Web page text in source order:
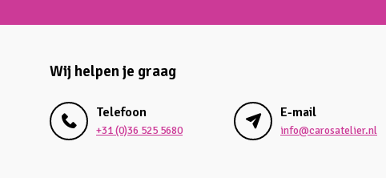
Wij helpen je graag
Telefoon
+31 (0)36 525 5680
E-mail
info@carosatelier.nl